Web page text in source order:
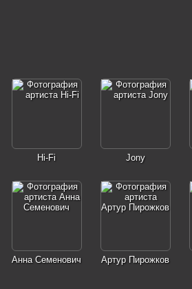
Hi-Fi Jony
Анна Семенович Артур Пирожков